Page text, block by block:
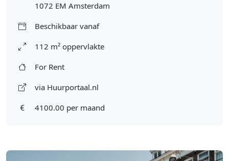
1072 EM Amsterdam
Beschikbaar vanaf
112 m² oppervlakte
For Rent
via Huurportaal.nl
4100.00 per maand